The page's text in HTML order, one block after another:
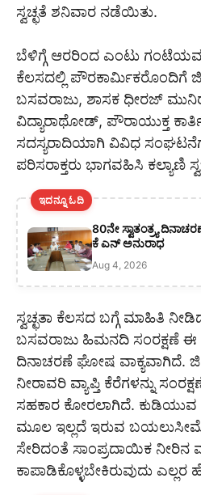
ಸ್ವಚ್ಛತೆ ಶನಿವಾರ ನಡೆಯಿತು.
ಬೆಳಿಗ್ಗೆ ಆರರಿಂದ ಎಂಟು
ಕೆಲಸದಲ್ಲಿ ಪೌರಕಾರ್ಮಿಕರೊಂದಿಗೆ
ಬಸವರಾಜು, ಶಾಸಕ ಧೀರಜ್
ವಿದ್ಯಾರಾಥೋಡ್, ಪೌರಾಯುಕ್ತ
ಸದಸ್ಯರಾದಿಯಾಗಿ ವಿವಿಧ
ಪರಿಸರಾಕ್ತರು ಭಾಗವಹಿಸಿ ಕಲ್ಯಾಣಿ
ಇದನ್ನೂ ಓದಿ
80ನೇ ಸ್ವಾತಂತ್ರ್ಯ
ಕೆ ಎನ್ ಅನುರಾಧ
Aug 4, 2026
ಸ್ವಚ್ಛತಾ ಕೆಲಸದ ಬಗ್ಗೆ ಮಾಹಿತಿ
ಬಸವರಾಜು ಹಿಮನದಿ ಸಂರಕ್ಷಣೆ ಈ
ದಿನಾಚರಣೆ ಘೋಷ ವಾಕ್ಯವಾಗಿದೆ.
ನೀರಾವರಿ ವ್ಯಾಪ್ತಿ ಕೆರೆಗಳನ್ನು
ಸಹಕಾರ ಕೋರಲಾಗಿದೆ. ಕುಡಿಯುವ
ಮೂಲ ಇಲ್ಲದೆ ಇರುವ ಬಯಲುಸೀಮೆ
ಸೇರಿದಂತೆ ಸಾಂಪ್ರದಾಯಿಕ
ಕಾಪಾಡಿಕೊಳ್ಳಬೇಕಿರುವುದು